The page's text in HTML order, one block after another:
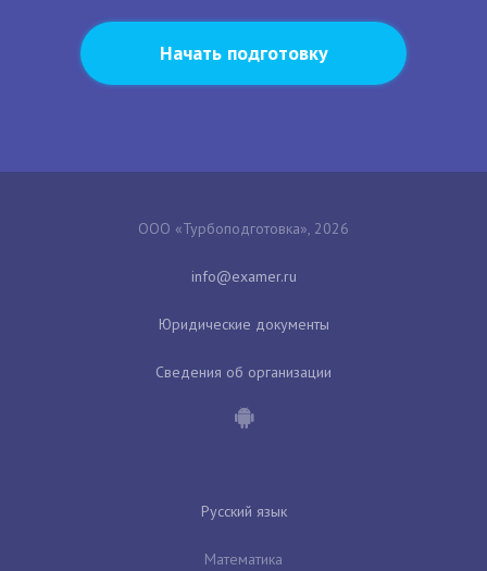
Начать подготовку
ООО «Турбоподготовка», 2026
Юридические документы
Сведения об организации
Русский язык
Математика